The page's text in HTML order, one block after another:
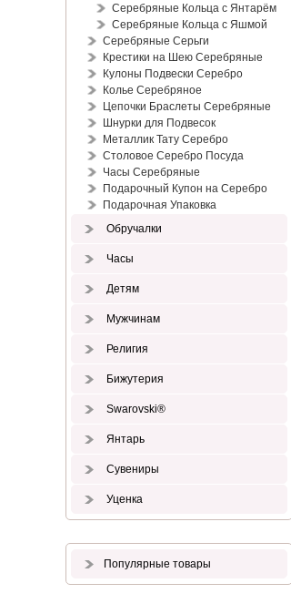
Серебряные Кольца с Янтарём
Серебряные Кольца с Яшмой
Серебряные Серьги
Крестики на Шею Серебряные
Кулоны Подвески Серебро
Колье Серебряное
Цепочки Браслеты Серебряные
Шнурки для Подвесок
Металлик Тату Серебро
Столовое Серебро Посуда
Часы Серебряные
Подарочный Купон на Серебро
Подарочная Упаковка
Обручалки
Часы
Детям
Мужчинам
Религия
Бижутерия
Swarovski®
Янтарь
Сувениры
Уценка
Популярные товары